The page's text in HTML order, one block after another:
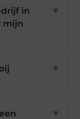
in
mijn
▼
▼
▼